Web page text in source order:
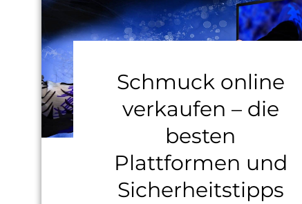
Schmuck online
verkaufen – die
besten
Plattformen und
Sicherheitstipps